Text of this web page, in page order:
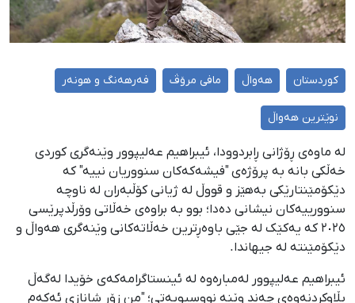
کوردستان هەواڵ مافی مرۆڤ فەرهەنگ و هونەر
نوێترین هەواڵ
لە ماوەی ڕۆژانی ڕابردوودا، ئیبراهیم عەلیپوور وێنەگری کوردی
خەڵکی بانە بە پرۆژەی "فیشەکەکان سنووریان نییە" کە
دێکۆمێنتارێکی بەهێز و قووڵ لە ژیانی کۆڵبەران لە ناوچە
سنوورییەکان نیشانی دەدا؛ بوو بە براوەی خەڵاتی وۆرڵدپرێسی
٢٠٢٥ کە یەکێک لە جێی باوەڕترین خەڵاتەکانی وێنەگری هەواڵ و
دێکۆمێنتە لە جیهاندا.
ئیبراهیم عەلیپوور لەمبارەوە لە ئینستاگرامەکەی خۆیدا لەگەڵ
بڵاوکردنەوەی چەند وێنە نووسیویەتی؛ "من زۆر شانازی ئەکەم